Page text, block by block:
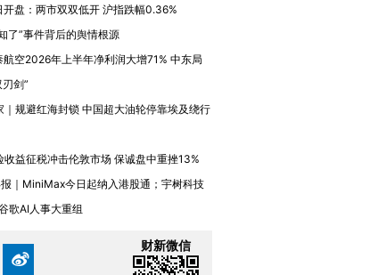
万
3种
泽连斯基密集出访美英 索
要防空导弹“救急”
秘鲁纳斯卡观光飞机坠毁
13人遇难
开盘：两市双双低开 沪指跌幅0.36%
了”事件背后的舆情根源
航空2026年上半年净利润大增71% 中东局
剑”
｜规避红海封锁 中国超大油轮停靠埃及绕行
收益征税冲击伦敦市场 保诚盘中重挫13%
｜MiniMax今日起纳入港股通；宇树科技
歌AI人事大重组
财新微信